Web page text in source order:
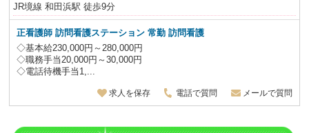
JR境線 和田浜駅 徒歩9分
正看護師 訪問看護ステーション 常勤 訪問看護
◇基本給230,000円～280,000円
◇職務手当20,000円～30,000円
◇電話待機手当1,...
求人を保存 電話で質問 メールで質問